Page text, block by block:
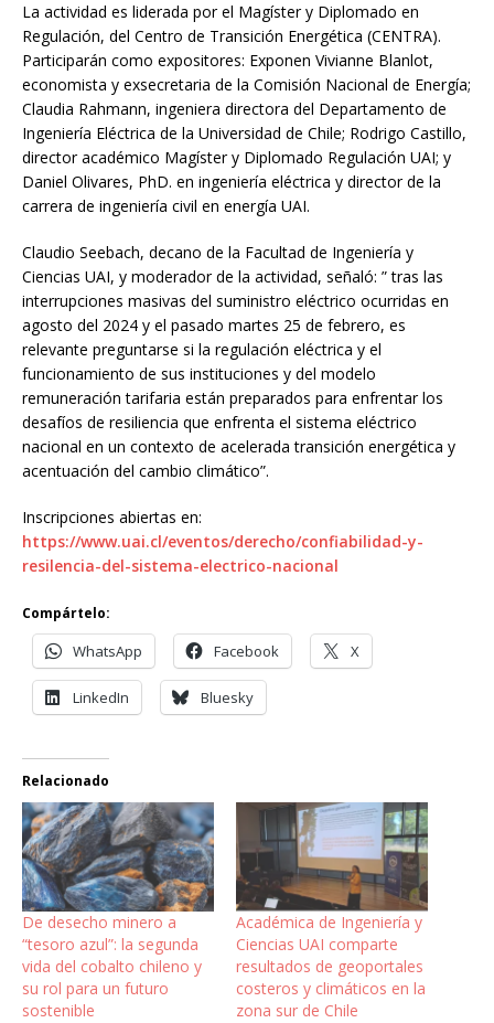
La actividad es liderada por el Magíster y Diplomado en
Regulación, del Centro de Transición Energética (CENTRA).
Participarán como expositores: Exponen Vivianne Blanlot,
economista y exsecretaria de la Comisión Nacional de Energía;
Claudia Rahmann, ingeniera directora del Departamento de
Ingeniería Eléctrica de la Universidad de Chile; Rodrigo Castillo,
director académico Magíster y Diplomado Regulación UAI; y
Daniel Olivares, PhD. en ingeniería eléctrica y director de la
carrera de ingeniería civil en energía UAI.
Claudio Seebach, decano de la Facultad de Ingeniería y
Ciencias UAI, y moderador de la actividad, señaló: ” tras las
interrupciones masivas del suministro eléctrico ocurridas en
agosto del 2024 y el pasado martes 25 de febrero, es
relevante preguntarse si la regulación eléctrica y el
funcionamiento de sus instituciones y del modelo
remuneración tarifaria están preparados para enfrentar los
desafíos de resiliencia que enfrenta el sistema eléctrico
nacional en un contexto de acelerada transición energética y
acentuación del cambio climático”.
Inscripciones abiertas en:
https://www.uai.cl/eventos/derecho/confiabilidad-y-
resilencia-del-sistema-electrico-nacional
Compártelo:
WhatsApp Facebook X
LinkedIn Bluesky
Relacionado
De desecho minero a
“tesoro azul”: la segunda
vida del cobalto chileno y
su rol para un futuro
sostenible
Académica de Ingeniería y
Ciencias UAI comparte
resultados de geoportales
costeros y climáticos en la
zona sur de Chile